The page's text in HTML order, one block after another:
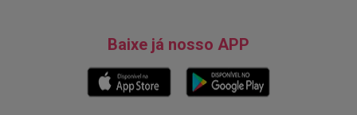
Baixe já nosso APP